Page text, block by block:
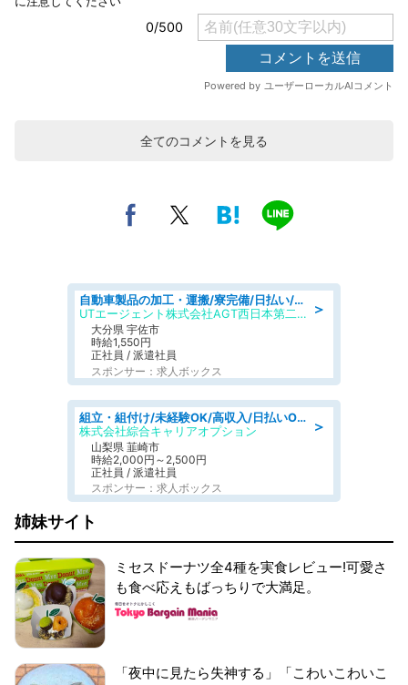
全てのコメントを見る
＞
自動車製品の加工・運搬/寮完備/日払い/工場・製造
UTエージェント株式会社AGT西日本第二CU
大分県 宇佐市
時給1,550円
正社員 / 派遣社員
スポンサー：求人ボックス
＞
組立・組付け/未経験OK/高収入/日払いOK/寮費無料/日勤
株式会社綜合キャリアオプション
山梨県 韮崎市
時給2,000円～2,500円
正社員 / 派遣社員
スポンサー：求人ボックス
姉妹サイト
ミセスドーナツ全4種を実食レビュー!可愛さ
も食べ応えもばっちりで大満足。
「夜中に見たら失神する」「こわいこわいこ